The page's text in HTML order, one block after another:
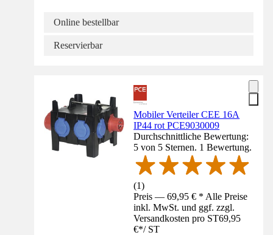
Online bestellbar
Reservierbar
Mobiler Verteiler CEE 16A
IP44 rot PCE9030009
Durchschnittliche Bewertung:
5 von 5 Sternen. 1 Bewertung.
(1)
Preis — 69,95 € * Alle Preise
inkl. MwSt. und ggf. zzgl.
Versandkosten pro ST69,95
€*/ ST